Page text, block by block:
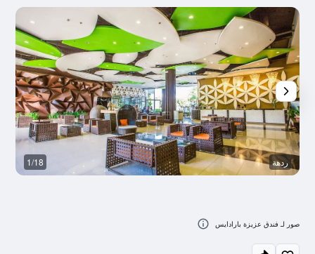
ردهة 1/18
صور لـ فندق عزيزة بارادايس